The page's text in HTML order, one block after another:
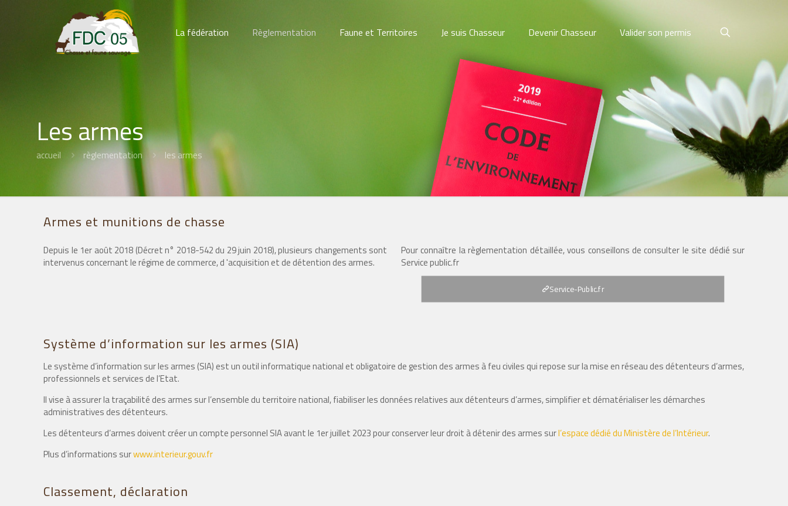
La fédération Règlementation Faune et Territoires Je suis Chasseur Devenir Chasseur Valider son permis
Les armes
accueil règlementation les armes
Armes et munitions de chasse
Depuis le 1er août 2018 (Décret n° 2018-542 du 29 juin 2018), plusieurs changements sont
intervenus concernant le régime de commerce, d 'acquisition et de détention des armes.
Pour connaître la règlementation détaillée, vous conseillons de consulter le site dédié sur
Service public.fr
Service-Public.fr
Système d’information sur les armes (SIA)
Le système d’information sur les armes (SIA) est un outil informatique national et obligatoire de gestion des armes à feu civiles qui repose sur la mise en réseau des détenteurs d’armes,
professionnels et services de l’Etat.
Il vise à assurer la traçabilité des armes sur l’ensemble du territoire national, fiabiliser les données relatives aux détenteurs d’armes, simplifier et dématérialiser les démarches
administratives des détenteurs.
Les détenteurs d’armes doivent créer un compte personnel SIA avant le 1er juillet 2023 pour conserver leur droit à détenir des armes surl’espace dédié du Ministère de l’Intérieur.
Plus d’informations surwww.interieur.gouv.fr
Classement, déclaration